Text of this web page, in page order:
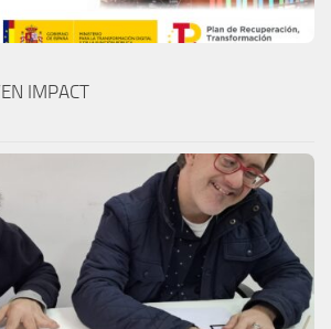
IMPACT